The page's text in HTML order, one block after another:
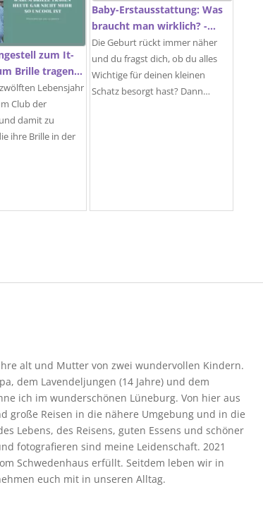
zum It-
Brille tragen…
Lebensjahr
Club der
damit zu
ihre Brille in der
Baby-Erstausstattung: Was
braucht man wirklich? -…
Die Geburt rückt immer näher
und du fragst dich, ob du alles
Wichtige für deinen kleinen
Schatz besorgt hast? Dann…
alt und Mutter von zwei wundervollen Kindern.
dem Lavendeljungen (14 Jahre) und dem
ich im wunderschönen Lüneburg. Von hier aus
große Reisen in die nähere Umgebung und in die
Lebens, des Reisens, guten Essens und schöner
fotografieren sind meine Leidenschaft. 2021
Schwedenhaus erfüllt. Seitdem leben wir in
euch mit in unseren Alltag.